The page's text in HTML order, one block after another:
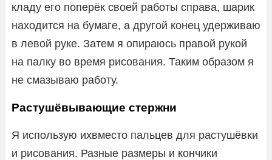
кладу его поперёк своей работы справа, шарик
находится на бумаге, а другой конец удерживаю
в левой руке. Затем я опираюсь правой рукой
на палку во время рисования. Таким образом я
не смазываю работу.
Растушёвывающие стержни
Я использую ихвместо пальцев для растушёвки
и рисования. Разные размеры и кончики